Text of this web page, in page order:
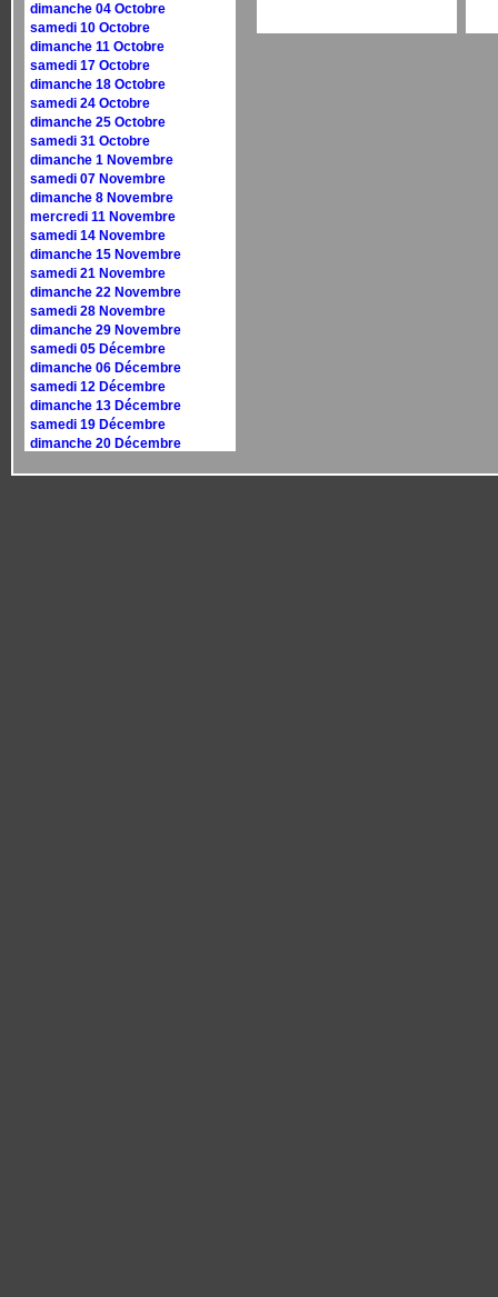
dimanche 04 Octobre
samedi 10 Octobre
dimanche 11 Octobre
samedi 17 Octobre
dimanche 18 Octobre
samedi 24 Octobre
dimanche 25 Octobre
samedi 31 Octobre
dimanche 1 Novembre
samedi 07 Novembre
dimanche 8 Novembre
mercredi 11 Novembre
samedi 14 Novembre
dimanche 15 Novembre
samedi 21 Novembre
dimanche 22 Novembre
samedi 28 Novembre
dimanche 29 Novembre
samedi 05 Décembre
dimanche 06 Décembre
samedi 12 Décembre
dimanche 13 Décembre
samedi 19 Décembre
dimanche 20 Décembre